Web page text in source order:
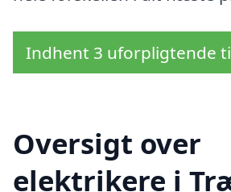
Indhent 3 uforpligtende
Oversigt over
elektrikere i